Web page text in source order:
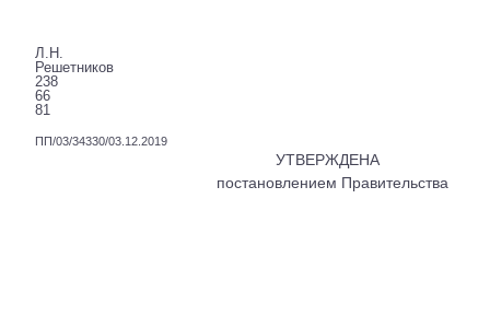
Л.Н.
Решетников
238
66
81
ПП/03/34330/03.12.2019
УТВЕРЖДЕНА
постановлением Правительства